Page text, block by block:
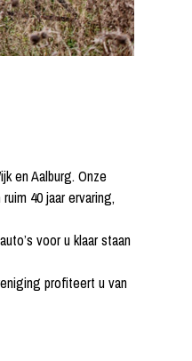
en Aalburg. Onze
40 jaar ervaring,
voor u klaar staan
profiteert u van